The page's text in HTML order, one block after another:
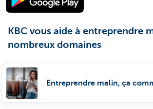
KBC vous aide à entreprendre
nombreux domaines
Entreprendre malin, ça